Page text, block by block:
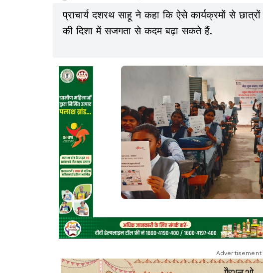
प्राचार्य दशरथ साहू ने कहा कि ऐसे कार्यक्रमों से
की दिशा में सजगता से कदम बढ़ा सकते हैं.
Advertisement